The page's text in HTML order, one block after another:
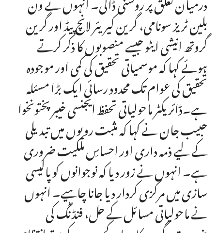
بلین ٹریز سونامی، گرین کیریئر لانچ پیڈ اور گرین
گروتھ انیشی ایٹو جیسے منصوبوں کا ذکر کرتے
ہوئے کہا کہ موسمیاتی تحقیق کی کمی اور موجودہ
تحقیق کی عوام تک محدود رسائی ایک بڑا مسئلہ
ہے۔ڈائریکٹر ماحولیاتی تحفظ ایجنسی خیبر پختونخوا
حبیب جان نے کہا کہ مثبت رویوں میں تبدیلی
کے لیے ذمہ داری اور احساسِ ملکیت ضروری
ہے۔ انہوں نے زور دیا کہ نوجوانوں کو پالیسی
سازی میں مرکزی کردار دیا جانا چاہیے۔ انہوں
نے ماحولیاتی مسائل کے حل، فنڈنگ کی